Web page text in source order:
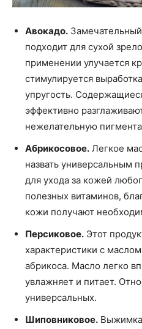
Авокадо.
подходит для сухой
применении улучается
стимулируется
упругость.
эффективно
нежелательную
Абрикосовое. Легкое
назвать универсальным
для ухода за кожей
полезных витаминов,
кожи получают
Персиковое. Этот
характеристики с
абрикоса. Масло легко
увлажняет и питает.
универсальных.
Шиповниковое. Выжимка